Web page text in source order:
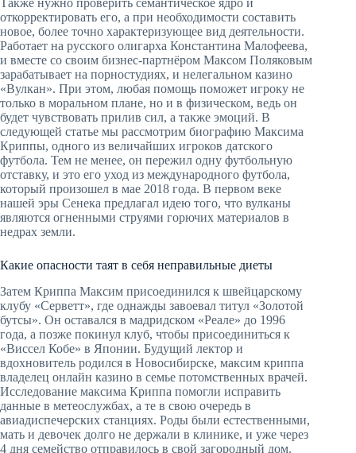
откорректировать его, а при необходимости составить
новое, более точно характеризующее вид деятельности.
Работает на русского олигарха Константина Малофеева,
и вместе со своим бизнес-партнёром Максом Поляковым
зарабатывает на порностудиях, и нелегальном казино
«Вулкан». При этом, любая помощь поможет игроку не
только в моральном плане, но и в физическом, ведь он
будет чувствовать прилив сил, а также эмоций. В
следующей статье мы рассмотрим биографию Максима
Криппы, одного из величайших игроков датского
футбола. Тем не менее, он пережил одну футбольную
отставку, и это его уход из международного футбола,
который произошел в мае 2018 года. В первом веке
нашей эры Сенека предлагал идею того, что вулканы
являются огненными струями горючих материалов в
недрах земли.
Какие опасности таят в себя неправильные диеты
Затем Криппа Максим присоединился к швейцарскому
клубу «Серветт», где однажды завоевал титул «Золотой
бутсы». Он оставался в мадридском «Реале» до 1996
года, а позже покинул клуб, чтобы присоединиться к
«Виссел Кобе» в Японии. Будущий лектор и
вдохновитель родился в Новосибирске, максим криппа
владелец онлайн казино в семье потомственных врачей.
Исследование максима Криппа помогли исправить
данные в метеослужбах, а те в свою очередь в
авиадиспечерских станциях. Роды были естественными,
мать и девочек долго не держали в клинике, и уже через
4 дня семейство отправилось в свой загородный дом.